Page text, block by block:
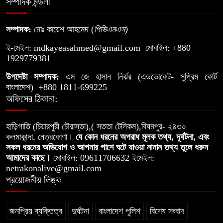
নুরুল আমিন
৮
বাধা যুবলীগ নেতার
১০
সম্পাদক: মোঃ কায়েশ আহমেদ (পিভিএমএস)
ই-মেইল: mdkayeasahmed@gmail.com মোবাইল: +880
1929779381
উপদেষ্টা সম্পাদক: এম জে হাসান নির্ঝর (এডভোকেট- সুপ্রিম কোর্ট
বাংলাদেশ) +880 1811-699225
অফিসের ঠিকানা:
হাড়িগাতি (চিয়ারপুরী চৌরাস্তা),( সততা টেলিকম),বিষমপুর- ২৪৩০
কলমাকান্দা, নেত্রকোণা। যে কোন ধরনের অপরাধ মূলক তথ্য, দূর্ঘটনা, এবং
সকল ধরনের অভিযোগ ও আপনার পাশে ঘটে যাওয়া নানান তথ্য তুলে ধরুন
আমাদের কাছে। মোবাইল: 09611706632 ইমেইল:
netrakonalive@gmail.com
প্রয়োজনীয় লিঙ্ক
জনপ্রিয় ব্যক্তিত্ব দুর্ঘটনা বাংলাদেশ পুলিশ বিশেষ সংবাদ